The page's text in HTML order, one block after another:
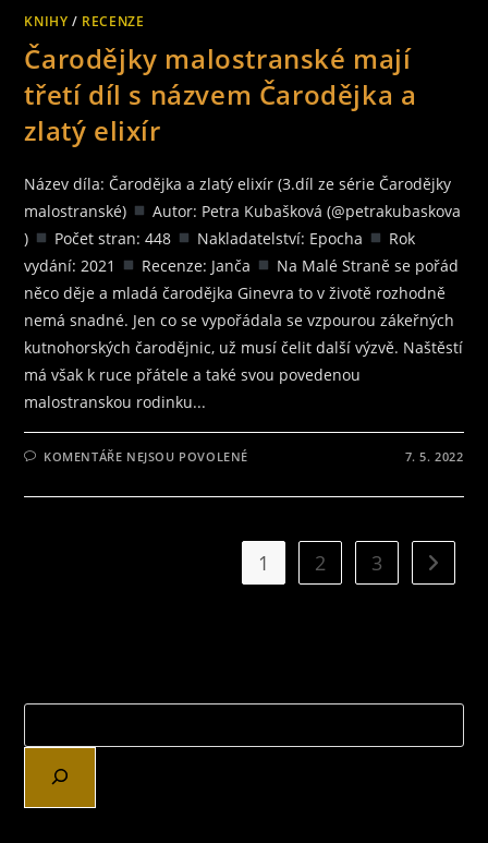
KNIHY / RECENZE
Čarodějky malostranské mají
třetí díl s názvem Čarodějka a
zlatý elixír
Název díla: Čarodějka a zlatý elixír (3.díl ze série Čarodějky
malostranské)
Autor: Petra Kubašková (@petrakubaskova
)
Počet stran: 448 Nakladatelství: Epocha
Rok
vydání: 2021
Recenze: Janča
Na Malé Straně se pořád
něco děje a mladá čarodějka Ginevra to v životě rozhodně
nemá snadné. Jen co se vypořádala se vzpourou zákeřných
kutnohorských čarodějnic, už musí čelit další výzvě. Naštěstí
má však k ruce přátele a také svou povedenou
malostranskou rodinku...
KOMENTÁŘE NEJSOU POVOLENÉ
NÁZVEM
MAJÍ
TŘETÍ
DÍL
S
7. 5. 2022
1 2 3 Jít na